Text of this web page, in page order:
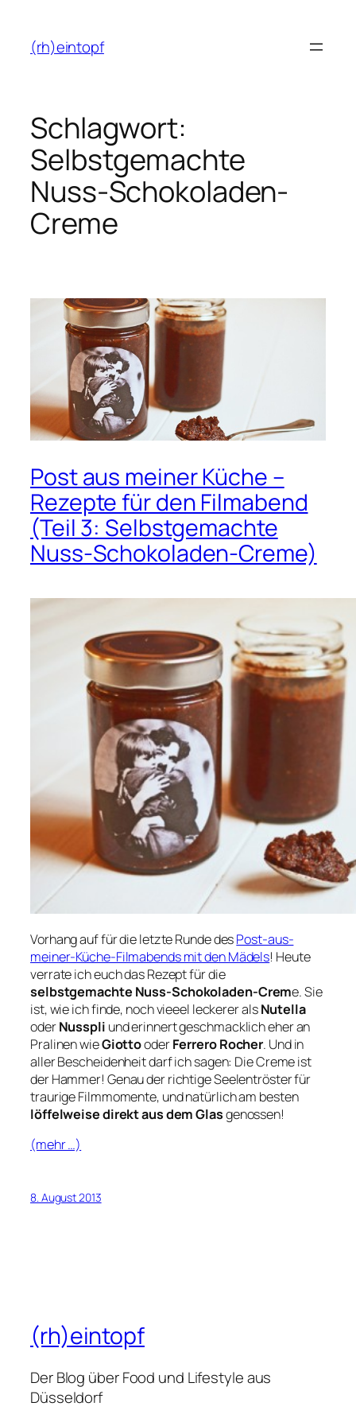
Inhalt
springen
(rh)eintopf
Schlagwort:
Selbstgemachte
Nuss-Schokoladen-
Creme
Post aus meiner Küche –
Rezepte für den Filmabend
(Teil 3: Selbstgemachte
Nuss-Schokoladen-Creme)
Vorhang auf für die letzte Runde desPost-aus-
meiner-Küche-Filmabends mit den Mädels! Heute
verrate ich euch das Rezept für die
selbstgemachte Nuss-Schokoladen-Creme. Sie
ist, wie ich finde, noch vieeel leckerer alsNutella
oderNusspli und erinnert geschmacklich eher an
Pralinen wieGiottooderFerrero Rocher. Und in
aller Bescheidenheit darf ich sagen: Die Creme ist
der Hammer! Genau der richtige Seelentröster für
traurige Filmmomente, und natürlich am besten
löffelweise direkt aus dem Glasgenossen!
(mehr …)
8. August 2013
(rh)eintopf
Der Blog über Food und Lifestyle aus
Düsseldorf